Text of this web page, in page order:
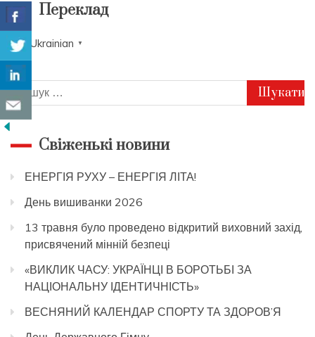
Переклад
Ukrainian ▼
Пошук:
Свіженькі новини
ЕНЕРГІЯ РУХУ – ЕНЕРГІЯ ЛІТА!
День вишиванки 2026
13 травня було проведено відкритий виховний захід,
присвячений мінній безпеці
«ВИКЛИК ЧАСУ: УКРАЇНЦІ В БОРОТЬБІ ЗА
НАЦІОНАЛЬНУ ІДЕНТИЧНІСТЬ»
ВЕСНЯНИЙ КАЛЕНДАР СПОРТУ ТА ЗДОРОВ’Я